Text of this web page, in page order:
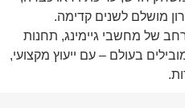
של מחשבי גיימינג, תחנות
בעולם – עם ייעוץ מקצועי,